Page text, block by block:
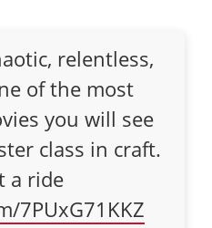
relentless,
of the most
you will see
class in craft.
a ride
7PUxG71KKZ